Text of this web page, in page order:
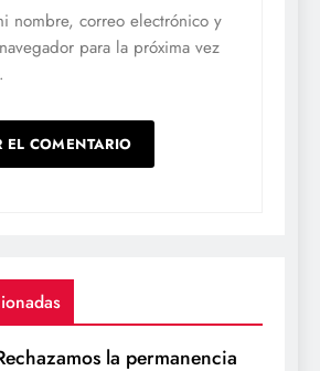
nombre, correo electrónico y
para la próxima vez
la permanencia